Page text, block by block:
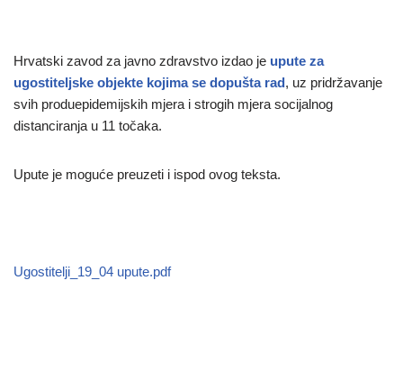
Hrvatski zavod za javno zdravstvo izdao je upute za
ugostiteljske objekte kojima se dopušta rad, uz pridržavanje
svih produepidemijskih mjera i strogih mjera socijalnog
distanciranja u 11 točaka.
Upute je moguće preuzeti i ispod ovog teksta.
Ugostitelji_19_04 upute.pdf